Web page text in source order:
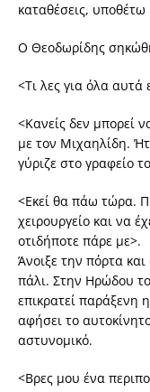
καταθέσεις,
Ο Θεοδωρίδης
<Τι λες για όλα αυτά
<Κανείς δεν μπορεί
με τον Μιχαηλίδη.
γύριζε στο γραφείο
<Εκεί θα πάω τώρα.
χειρουργείο και να
οτιδήποτε πάρε με>.
Άνοιξε την πόρτα
πάλι. Στην Ηρώδου
επικρατεί παράξενη
αφήσει το
αστυνομικό.
<Βρες μου ένα